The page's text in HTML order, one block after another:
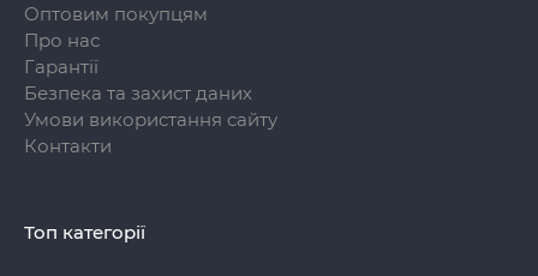
Оптовим покупцям
Про нас
Гарантії
Безпека та захист даних
Умови використання сайту
Контакти
Топ категорії